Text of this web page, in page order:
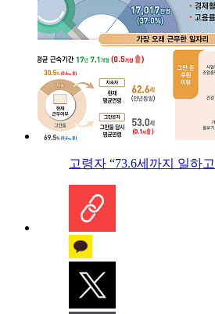
고령자 “73.6세까지 일하